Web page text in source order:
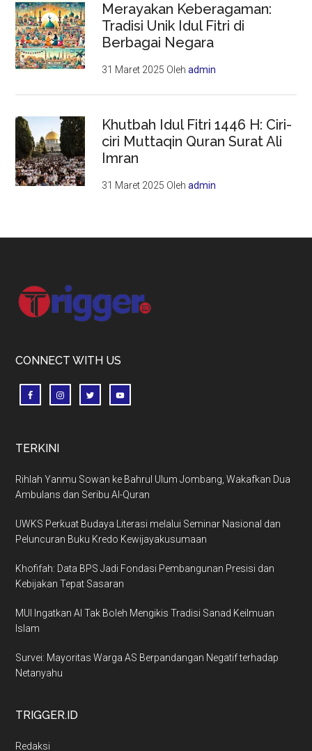
Merayakan Keberagaman:
Tradisi Unik Idul Fitri di
Berbagai Negara
31 Maret 2025 Olehadmin
Khutbah Idul Fitri 1446 H: Ciri-
ciri Muttaqin Quran Surat Ali
Imran
31 Maret 2025 Olehadmin
Footer
CONNECT WITH US
TERKINI
Rihlah Yanmu Sowan ke Bahrul Ulum Jombang, Wakafkan Dua
Ambulans dan Seribu Al-Quran
UWKS Perkuat Budaya Literasi melalui Seminar Nasional dan
Peluncuran Buku Kredo Kewijayakusumaan
Khofifah: Data BPS Jadi Fondasi Pembangunan Presisi dan
Kebijakan Tepat Sasaran
MUI Ingatkan AI Tak Boleh Mengikis Tradisi Sanad Keilmuan
Islam
Survei: Mayoritas Warga AS Berpandangan Negatif terhadap
Netanyahu
TRIGGER.ID
Redaksi